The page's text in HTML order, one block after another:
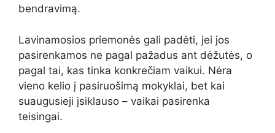
bendravimą.
Lavinamosios priemonės gali padėti, jei jos
pasirenkamos ne pagal pažadus ant dėžutės, o
pagal tai, kas tinka konkrečiam vaikui. Nėra
vieno kelio į pasiruošimą mokyklai, bet kai
suaugusieji įsiklauso – vaikai pasirenka
teisingai.